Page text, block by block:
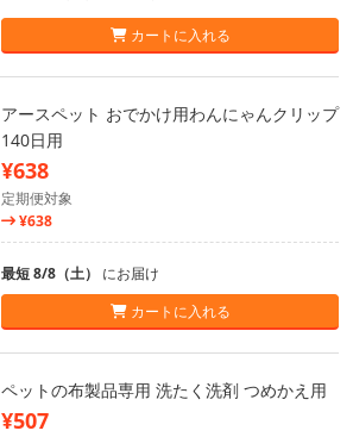
カートに入れる
アースペット おでかけ用わんにゃんクリップ
140日用
¥638
定期便対象
¥638
最短 8/8（土） にお届け
カートに入れる
ペットの布製品専用 洗たく洗剤 つめかえ用
¥507